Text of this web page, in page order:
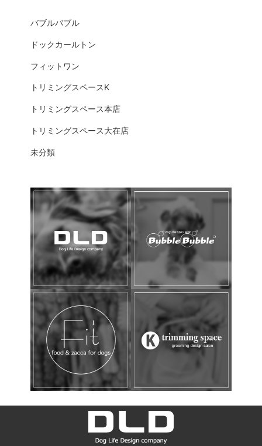
バブルバブル
ドックカールトン
フィットワン
トリミングスペースK
トリミングスペース本店
トリミングスペース大在店
未分類